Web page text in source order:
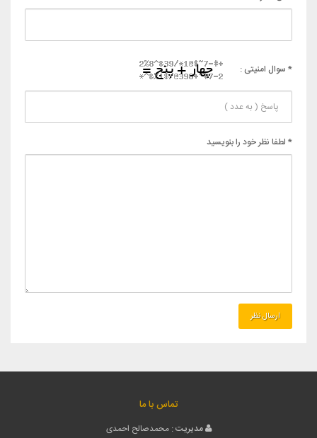
* سوال امنیتی :
* لطفا نظر خود را بنویسید
تماس با ما
مدیریت : محمدصالح احمدی